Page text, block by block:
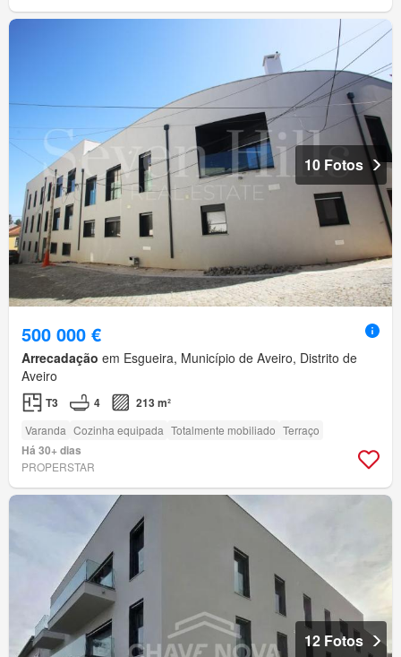
10 Fotos
500 000 €
Arrecadação em Esgueira, Município de Aveiro, Distrito de
Aveiro
T3 4 213 m²
Varanda Cozinha equipada Totalmente mobiliado Terraço
Há 30+ dias
PROPERSTAR
12 Fotos